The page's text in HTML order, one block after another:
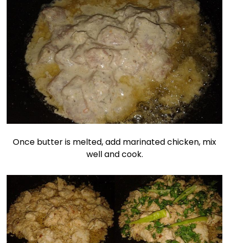
Once butter is melted, add marinated chicken, mix
well and cook.